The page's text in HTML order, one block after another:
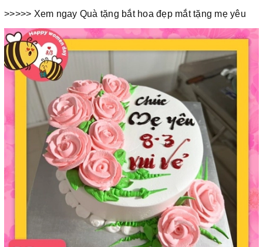
>>>>> Xem ngay Quà tặng bắt hoa đẹp mắt tặng mẹ yêu